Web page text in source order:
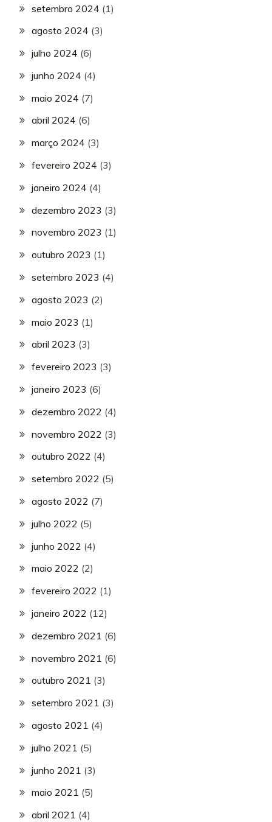
setembro 2024 (1)
agosto 2024 (3)
julho 2024 (6)
junho 2024 (4)
maio 2024 (7)
abril 2024 (6)
março 2024 (3)
fevereiro 2024 (3)
janeiro 2024 (4)
dezembro 2023 (3)
novembro 2023 (1)
outubro 2023 (1)
setembro 2023 (4)
agosto 2023 (2)
maio 2023 (1)
abril 2023 (3)
fevereiro 2023 (3)
janeiro 2023 (6)
dezembro 2022 (4)
novembro 2022 (3)
outubro 2022 (4)
setembro 2022 (5)
agosto 2022 (7)
julho 2022 (5)
junho 2022 (4)
maio 2022 (2)
fevereiro 2022 (1)
janeiro 2022 (12)
dezembro 2021 (6)
novembro 2021 (6)
outubro 2021 (3)
setembro 2021 (3)
agosto 2021 (4)
julho 2021 (5)
junho 2021 (3)
maio 2021 (5)
abril 2021 (4)